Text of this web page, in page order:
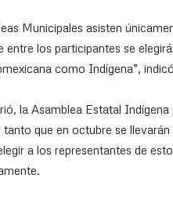
Municipales asisten
entre los participantes se
como Indígena”,
la Asamblea Estatal
que en octubre se
a los representantes de